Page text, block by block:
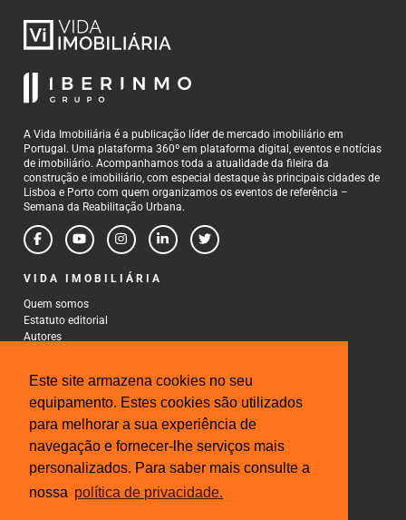
Este site armazena cookies no seu
equipamento. Estes cookies são utilizados
para melhorar a sua experiência de
navegação e fornecer-lhe serviços mais
personalizados. Para saber mais consulte a
nossa política de privacidade.
A Vida Imobiliária é a publicação líder de mercado imobiliário em
Portugal. Uma plataforma 360º em plataforma digital, eventos e notícias
de imobiliário. Acompanhamos toda a atualidade da fileira da
construção e imobiliário, com especial destaque às principais cidades de
Lisboa e Porto com quem organizamos os eventos de referência –
Semana da Reabilitação Urbana.
VIDA IMOBILIÁRIA
Quem somos
Estatuto editorial
Autores
CONTACTOS
Rua Gonçalo Cristovão, 185 - 6º
4000-269 Porto
Tel: 222 085 009
Fax: 222 085 010
Email: gestao@iberinmo.com